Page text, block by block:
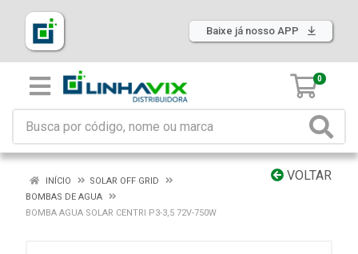
Baixe já nosso APP
0
VOLTAR
INÍCIO
SOLAR OFF GRID
BOMBAS DE AGUA
BOMBA AGUA SOLAR CENTRI P3-3,5 72V-750W